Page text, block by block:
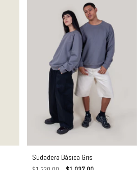
Sudadera Básica Gris